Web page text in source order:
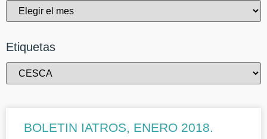
Etiquetas
BOLETIN IATROS, ENERO 2018.